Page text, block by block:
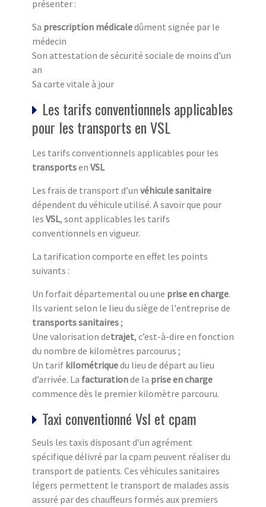
présenter :
Sa prescription médicaledûment signée par le
médecin
Son attestation de sécurité sociale de moins d’un
an
Sa carte vitale à jour
Les tarifs conventionnels applicables
pour les transports en VSL
Les tarifs conventionnels applicables pour les
transportsen VSL
Les frais de transport d’un véhicule sanitaire
dépendent du véhicule utilisé. A savoir que pour
les VSL, sont applicables les tarifs
conventionnels en vigueur.
La tarification comporte en effet les points
suivants :
Un forfait départemental ou une prise en charge.
Ils varient selon le lieu du siège de l'entreprise de
transports sanitaires;
Une valorisation detrajet, c’est-à-dire en fonction
du nombre de kilomètres parcourus ;
Un tarif kilométriquedu lieu de départ au lieu
d’arrivée. La facturationde la prise en charge
commence dès le premier kilomètre parcouru.
Taxi conventionné Vsl et cpam
Seuls les taxis disposant d’un agrément
spécifique délivré par la cpam peuvent réaliser du
transport de patients. Ces véhicules sanitaires
légers permettent le transport de malades assis
assuré par des chauffeurs formés aux premiers